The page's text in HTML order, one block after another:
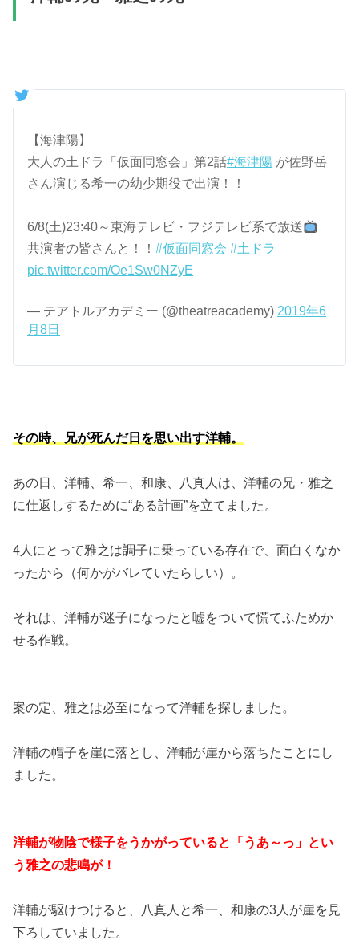
【海津陽】
大人の土ドラ「仮面同窓会」第2話#海津陽 が佐野岳
さん演じる希一の幼少期役で出演！！
6/8(土)23:40～東海テレビ・フジテレビ系で放送
共演者の皆さんと！！#仮面同窓会 #土ドラ
pic.twitter.com/Oe1Sw0NZyE
— テアトルアカデミー (@theatreacademy) 2019年6
月8日
その時、兄が死んだ日を思い出す洋輔。
あの日、洋輔、希一、和康、八真人は、洋輔の兄・雅之
に仕返しするために“ある計画”を立てました。
4人にとって雅之は調子に乗っている存在で、面白くなか
ったから（何かがバレていたらしい）。
それは、洋輔が迷子になったと嘘をついて慌てふためか
せる作戦。
案の定、雅之は必至になって洋輔を探しました。
洋輔の帽子を崖に落とし、洋輔が崖から落ちたことにし
ました。
洋輔が物陰で様子をうかがっていると「うあ～っ」とい
う雅之の悲鳴が！
洋輔が駆けつけると、八真人と希一、和康の3人が崖を見
下ろしていました。